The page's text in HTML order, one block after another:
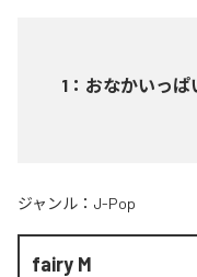
1 ： おなかいっぱ
ジャンル： J-Pop
fairy M